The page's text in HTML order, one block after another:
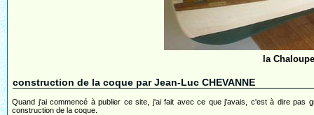
la
construction de la coque par Jean-Luc CHEVANNE
Quand j'ai commencé à publier ce site, j'ai fait avec ce que j'avais, c'est à dire pas
construction de la coque.